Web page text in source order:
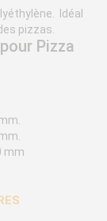
Idéal
pizzas.
Pizza
mm